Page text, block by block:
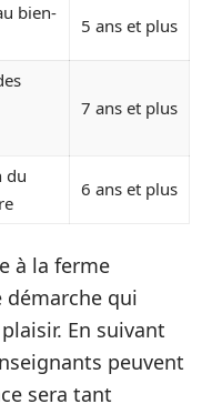
bien-
5 ans et plus
7 ans et plus
du
6 ans et plus
à la ferme
démarche qui
En suivant
peuvent
sera tant